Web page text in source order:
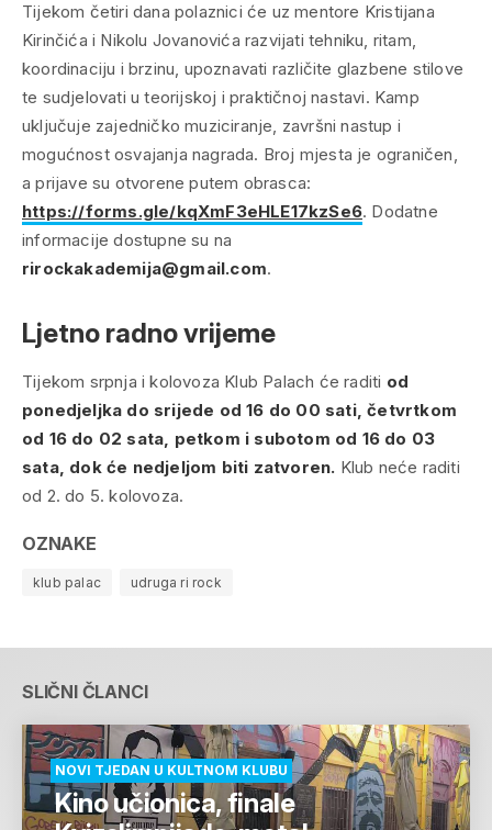
Tijekom četiri dana polaznici će uz mentore Kristijana
Kirinčića i Nikolu Jovanovića razvijati tehniku, ritam,
koordinaciju i brzinu, upoznavati različite glazbene stilove
te sudjelovati u teorijskoj i praktičnoj nastavi. Kamp
uključuje zajedničko muziciranje, završni nastup i
mogućnost osvajanja nagrada. Broj mjesta je ograničen,
a prijave su otvorene putem obrasca:
https://forms.gle/kqXmF3eHLE17kzSe6. Dodatne
informacije dostupne su na
rirockakademija@gmail.com.
Ljetno radno vrijeme
Tijekom srpnja i kolovoza Klub Palach će raditi od
ponedjeljka do srijede od 16 do 00 sati, četvrtkom
od 16 do 02 sata, petkom i subotom od 16 do 03
sata, dok će nedjeljom biti zatvoren. Klub neće raditi
od 2. do 5. kolovoza.
OZNAKE
klub palac udruga ri rock
SLIČNI ČLANCI
NOVI TJEDAN U KULTNOM KLUBU
Kino učionica, finale